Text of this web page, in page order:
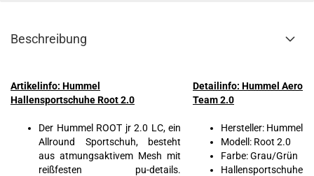
Beschreibung
Artikelinfo: Hummel
Hallensportschuhe Root 2.0
Detailinfo: Hummel Aero
Team 2.0
Der Hummel ROOT jr 2.0 LC, ein
Allround Sportschuh, besteht
aus atmungsaktivem Mesh mit
reißfesten pu-details.
Hersteller: Hummel
Modell: Root 2.0
Farbe: Grau/Grün
Hallensportschuhe